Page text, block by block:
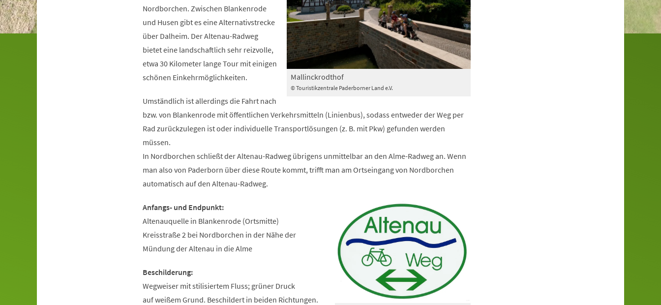
© Touristikzentrale Paderborner Land e.V.
Mallinckrodthof
Nordborchen. Zwischen Blankenrode
und Husen gibt es eine Alternativstrecke
über Dalheim. Der Altenau-Radweg
bietet eine landschaftlich sehr reizvolle,
etwa 30 Kilometer lange Tour mit einigen
schönen Einkehrmöglichkeiten.
Umständlich ist allerdings die Fahrt nach
bzw. von Blankenrode mit öffentlichen Verkehrsmitteln (Linienbus), sodass entweder der Weg per
Rad zurückzulegen ist oder individuelle Transportlösungen (z. B. mit Pkw) gefunden werden
müssen.
In Nordborchen schließt der Altenau-Radweg übrigens unmittelbar an den Alme-Radweg an. Wenn
man also von Paderborn über diese Route kommt, trifft man am Ortseingang von Nordborchen
automatisch auf den Altenau-Radweg.
Anfangs- und Endpunkt:
Altenauquelle in Blankenrode (Ortsmitte)
Kreisstraße 2 bei Nordborchen in der Nähe der
Mündung der Altenau in die Alme
Beschilderung:
Wegweiser mit stilisiertem Fluss; grüner Druck
auf weißem Grund. Beschildert in beiden Richtungen.